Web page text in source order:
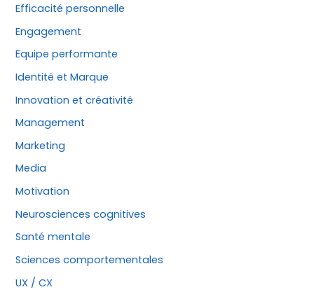
Efficacité personnelle
Engagement
Equipe performante
Identité et Marque
Innovation et créativité
Management
Marketing
Media
Motivation
Neurosciences cognitives
Santé mentale
Sciences comportementales
UX / CX